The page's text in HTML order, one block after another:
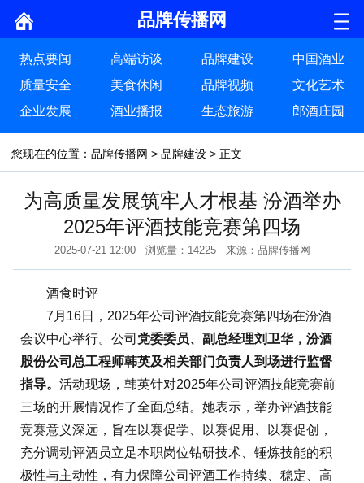
品牌传播网
热点要闻 高端访谈 品牌建设
中国酒业
质量安全
美食休闲 品牌视频
文化艺术
企业发展
酒业播报 生态旅游 郎酒庄园
您现在的位置： 品牌传播网 > 品牌建设 > 正文
为高质量发展筑牢人才根基 汾酒举办
2025年评酒技能竞赛第四场
2025-07-21 12:00 浏览量：14225 来源：品牌传播网
酒食时评
7月16日，2025年公司评酒技能竞赛第四场在汾酒
会议中心举行。公司 党委委员、副总经理刘卫华，汾酒
股份公司总工程师韩英及相关部门负责人到场进行监督
指导。 活动现场，韩英针对2025年公司评酒技能竞赛前
三场的开展情况作了全面总结。她表示，举办评酒技能
竞赛意义深远，旨在以赛促学、以赛促用、以赛促创，
充分调动评酒员立足本职岗位钻研技术、锤炼技能的积
极性与主动性，有力保障公司评酒工作持续、稳定、高